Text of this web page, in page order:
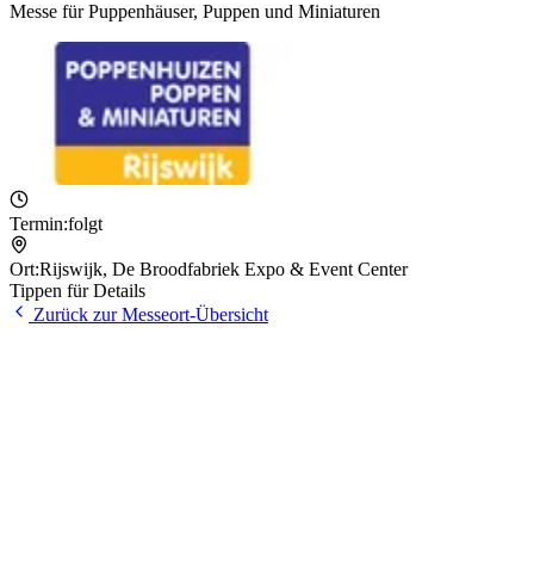
Messe für Puppenhäuser, Puppen und Miniaturen
Termin:folgt
Ort:Rijswijk, De Broodfabriek Expo & Event Center
Tippen für Details
Zurück zur Messeort-Übersicht